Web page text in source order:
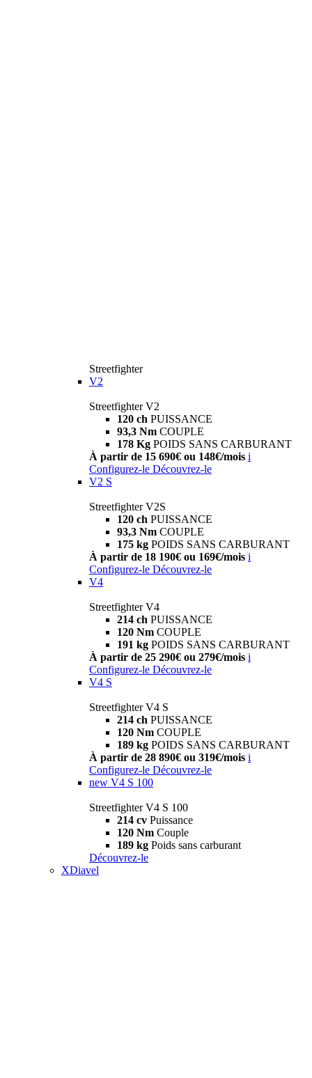
Streetfighter
V2
Streetfighter V2
120 ch PUISSANCE
93,3 Nm COUPLE
178 Kg POIDS SANS CARBURANT
À partir de 15 690€ ou 148€/mois i
Configurez-le Découvrez-le
V2 S
Streetfighter V2S
120 ch PUISSANCE
93,3 Nm COUPLE
175 kg POIDS SANS CARBURANT
À partir de 18 190€ ou 169€/mois i
Configurez-le Découvrez-le
V4
Streetfighter V4
214 ch PUISSANCE
120 Nm COUPLE
191 kg POIDS SANS CARBURANT
À partir de 25 290€ ou 279€/mois i
Configurez-le Découvrez-le
V4 S
Streetfighter V4 S
214 ch PUISSANCE
120 Nm COUPLE
189 kg POIDS SANS CARBURANT
À partir de 28 890€ ou 319€/mois i
Configurez-le Découvrez-le
new V4 S 100
Streetfighter V4 S 100
214 cv Puissance
120 Nm Couple
189 kg Poids sans carburant
Découvrez-le
XDiavel